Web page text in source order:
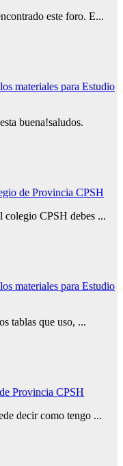
este foro. E...
materiales para Estudio
buena!saludos.
de Provincia CPSH
colegio CPSH debes ...
materiales para Estudio
tablas que uso, ...
Provincia CPSH
decir como tengo ...